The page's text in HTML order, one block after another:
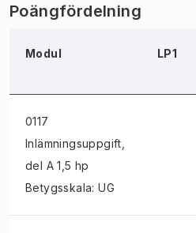
Poängfördelning
Modul LP1
0117
Inlämningsuppgift
del A 1,5 hp
Betygsskala: UG